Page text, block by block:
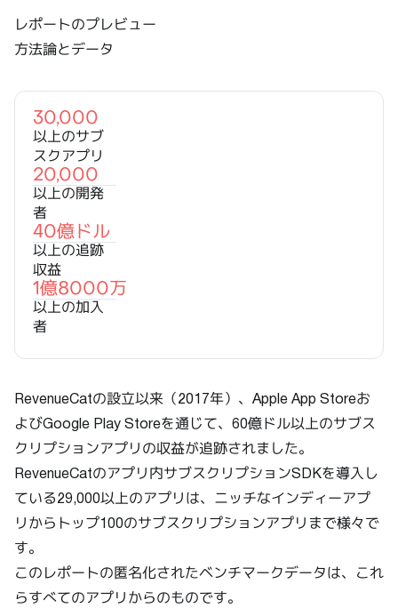
レポートのプレビュー
方法論とデータ
30,000
以上のサブ
スクアプリ
20,000
以上の開発
者
40億ドル
以上の追跡
収益
1億8000万
以上の加入
者
RevenueCatの設立以来（2017年）、Apple App Storeお
よびGoogle Play Storeを通じて、60億ドル以上のサブス
クリプションアプリの収益が追跡されました。
RevenueCatのアプリ内サブスクリプションSDKを導入し
ている29,000以上のアプリは、ニッチなインディーアプ
リからトップ100のサブスクリプションアプリまで様々で
す。
このレポートの匿名化されたベンチマークデータは、これ
らすべてのアプリからのものです。